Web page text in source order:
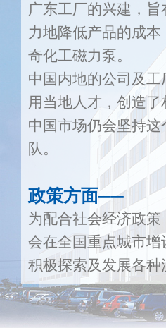
广东工厂的兴建，
力地降低产品的成
奇化工磁力泵。
中国内地的公司及
用当地人才，创造
中国市场仍会坚持
队。
政策方面──
为配合社会经济政
会在全国重点城市
积极探索及发展各